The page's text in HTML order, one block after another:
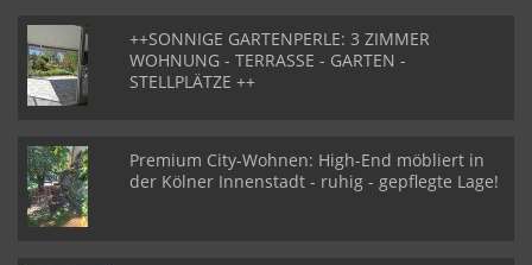
++SONNIGE GARTENPERLE: 3 ZIMMER
WOHNUNG - TERRASSE - GARTEN -
STELLPLÄTZE ++
Premium City-Wohnen: High-End möbliert in
der Kölner Innenstadt - ruhig - gepflegte Lage!